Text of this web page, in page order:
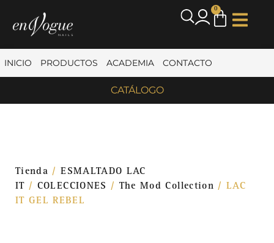
0
INICIO PRODUCTOS ACADEMIA CONTACTO
CATÁLOGO
Tienda /ESMALTADO LAC
IT / COLECCIONES / The Mod Collection / LAC
IT GEL REBEL